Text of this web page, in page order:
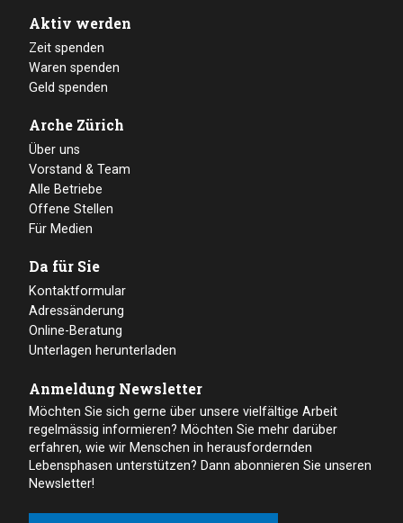
Aktiv werden
Zeit spenden
Waren spenden
Geld spenden
Arche Zürich
Über uns
Vorstand & Team
Alle Betriebe
Offene Stellen
Für Medien
Da für Sie
Kontaktformular
Adressänderung
Online-Beratung
Unterlagen herunterladen
Anmeldung Newsletter
Möchten Sie sich gerne über unsere vielfältige Arbeit
regelmässig informieren? Möchten Sie mehr darüber
erfahren, wie wir Menschen in herausfordernden
Lebensphasen unterstützen? Dann abonnieren Sie unseren
Newsletter!